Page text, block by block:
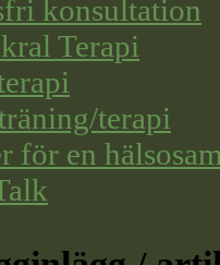
konsultation
Terapi
terapi
för en